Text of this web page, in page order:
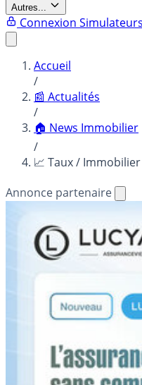
Autres...
Connexion Simulateurs
Accueil
/
📰 Actualités
/
🏠 News Immobilier
/
📈 Taux / Immobilier
Annonce partenaire